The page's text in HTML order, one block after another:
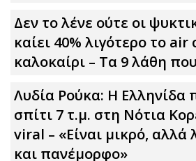
Δεν το λένε ούτε οι
καίει 40% λιγότερο το
καλοκαίρι – Τα 9 λάθη
Λυδία Ρούκα: Η Ελληνίδα
σπίτι 7 τ.μ. στη Νότια
viral – «Είναι μικρό, αλλά
και πανέμορφο»